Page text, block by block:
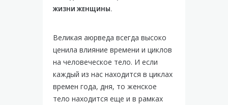
ЖИЗНИ ЖЕНЩИНЫ.
Великая аюрведа всегда высоко
ценила влияние времени и циклов
на человеческое тело. И если
каждый из нас находится в циклах
времен года, дня, то женское
тело находится еще и в рамках